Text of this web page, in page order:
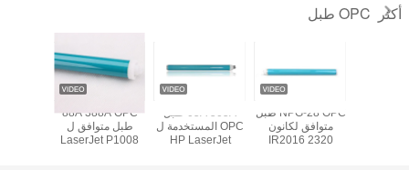
أكثر OPC طبل
88A 388A OPC
طبل متوافق ل
LaserJet P1008
05A 505A طبل
OPC المستخدمة ل
HP LaserJet
NPG-28 OPC طبل
متوافق لكانون
IR2016 2320